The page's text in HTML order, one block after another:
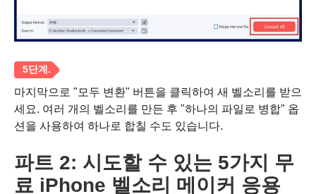
4단계.
마지막으로 "모두 변환" 버튼을 클릭하여 새 벨소리를 받으
세요. 여러 개의 벨소리를 만든 후 "하나의 파일로 병합" 옵
션을 사용하여 하나로 합칠 수도 있습니다.
파트 2: 시도할 수 있는 5가지 무
료 iPhone 벨소리 메이커 응용